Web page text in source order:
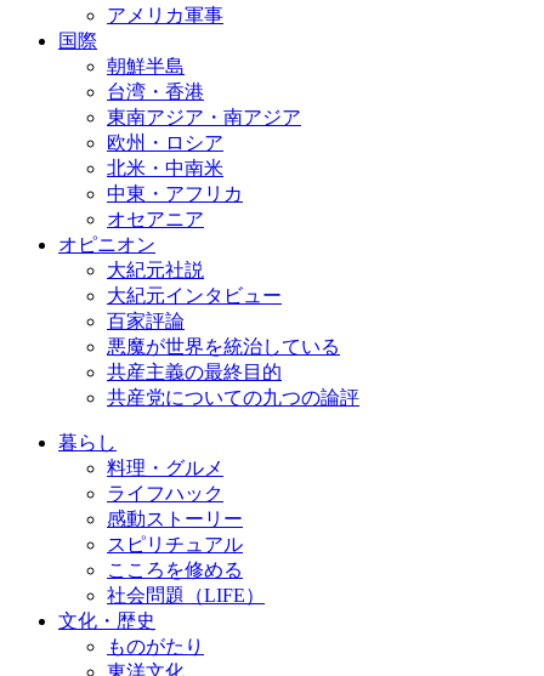
アメリカ軍事
国際
朝鮮半島
台湾・香港
東南アジア・南アジア
欧州・ロシア
北米・中南米
中東・アフリカ
オセアニア
オピニオン
大紀元社説
大紀元インタビュー
百家評論
悪魔が世界を統治している
共産主義の最終目的
共産党についての九つの論評
暮らし
料理・グルメ
ライフハック
感動ストーリー
スピリチュアル
こころを修める
社会問題（LIFE）
文化・歴史
ものがたり